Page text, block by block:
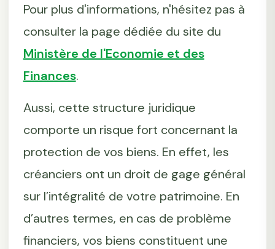
Pour plus d'informations, n'hésitez pas à
consulter la page dédiée du site du
Ministère de l'Economie et des
Finances.
Aussi, cette structure juridique
comporte un risque fort concernant la
protection de vos biens. En effet, les
créanciers ont un droit de gage général
sur l’intégralité de votre patrimoine. En
d’autres termes, en cas de problème
financiers, vos biens constituent une